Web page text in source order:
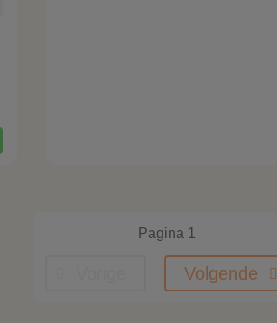
Pagina 1
Volgende